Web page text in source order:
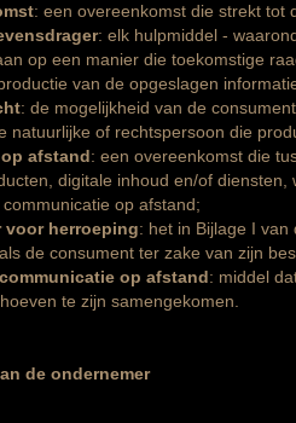
: een overeenkomst die strekt tot
: elk hulpmiddel -
op een manier die toekomstige
van de opgeslagen
: de mogelijkheid van de
natuurlijke of rechtspersoon die
afstand: een overeenkomst die
digitale inhoud en/of
op afstand;
voor herroeping: het in Bijlage I
de consument ter zake van zijn
op afstand: middel
te zijn samengekomen.
de ondernemer